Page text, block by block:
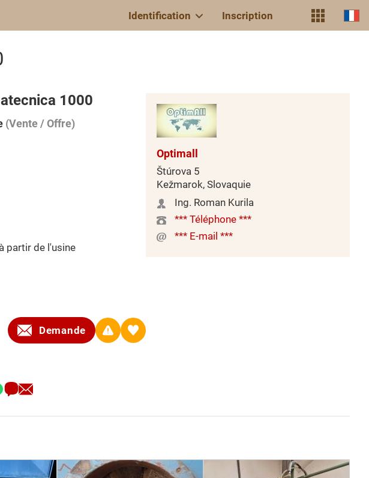
Identification Inscription
1000
(Vente / Offre)
partir de l'usine
Demande
Optimall
Štúrova 5
Kežmarok, Slovaquie
Ing. Roman Kurila
*** Téléphone ***
*** E-mail ***